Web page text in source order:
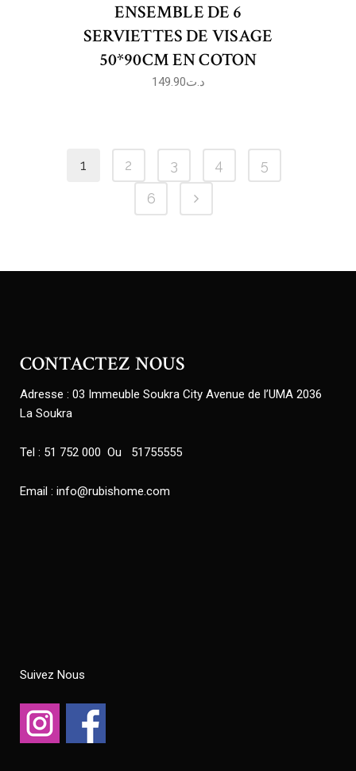
ENSEMBLE DE 6
SERVIETTES DE VISAGE
50*90CM EN COTON
د.ت149.90
1 2 3 4
5
6
CONTACTEZ NOUS
Adresse : 03 Immeuble Soukra City Avenue de l’UMA 2036
La Soukra
Tel : 51 752 000 Ou 51755555
Email : info@rubishome.com
Suivez Nous